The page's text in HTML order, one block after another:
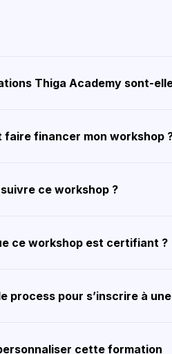
Thiga Academy sont-
faire financer mon workshop
ce workshop ?
ce workshop est certifiant ?
process pour s’inscrire à
cette formation